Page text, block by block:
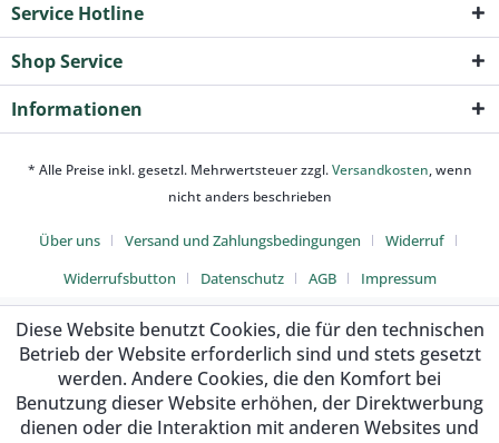
Service Hotline
Shop Service
Informationen
* Alle Preise inkl. gesetzl. Mehrwertsteuer zzgl.Versandkosten, wenn
nicht anders beschrieben
Über uns Versand und Zahlungsbedingungen
Widerruf
Widerrufsbutton
Datenschutz AGB Impressum
Diese Website benutzt Cookies, die für den technischen
Betrieb der Website erforderlich sind und stets gesetzt
werden. Andere Cookies, die den Komfort bei
Benutzung dieser Website erhöhen, der Direktwerbung
dienen oder die Interaktion mit anderen Websites und